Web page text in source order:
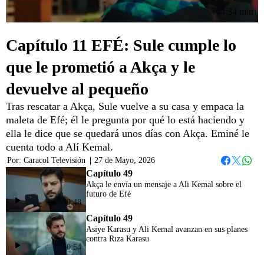
Capítulo 11 EFÉ: Sule cumple lo
que le prometió a Akça y le
devuelve al pequeño
Tras rescatar a Akça, Sule vuelve a su casa y empaca la
maleta de Efé; él le pregunta por qué lo está haciendo y
ella le dice que se quedará unos días con Akça. Eminé le
cuenta todo a Alí Kemal.
Por: Caracol Televisión
27 de Mayo, 2026
50:48
Capítulo 49
Akça le envía un mensaje a Ali Kemal sobre el
futuro de Efé
50:54
Capítulo 49
Asiye Karasu y Ali Kemal avanzan en sus planes
contra Rıza Karasu